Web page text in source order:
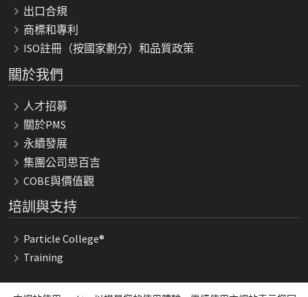
出口合規
商標和專利
ISO註冊（按國家劃分）和品質政策
關於我們
人才招募
關於PMS
永續發展
集團公司思百吉
COBE與價值觀
培訓與支持
Particle College®
Training